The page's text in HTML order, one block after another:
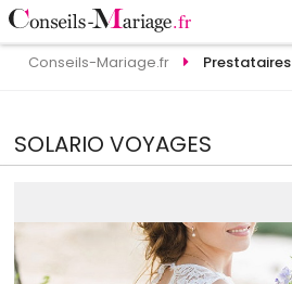
Conseils-Mariage.fr Prestataires
SOLARIO VOYAGES